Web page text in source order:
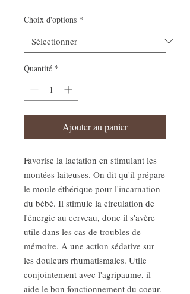
Choix d'options *
Quantité *
Ajouter au panier
Favorise la lactation en stimulant les
montées laiteuses. On dit qu'il prépare
le moule éthérique pour l'incarnation
du bébé. Il stimule la circulation de
l'énergie au cerveau, donc il s'avère
utile dans les cas de troubles de
mémoire. A une action sédative sur
les douleurs rhumatismales. Utile
conjointement avec l'agripaume, il
aide le bon fonctionnement du coeur.